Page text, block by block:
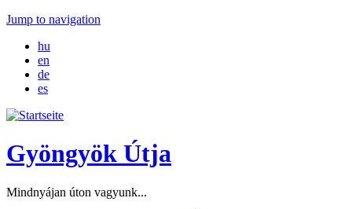
Jump to navigation
hu
en
de
es
Gyöngyök Útja
Mindnyájan úton vagyunk...